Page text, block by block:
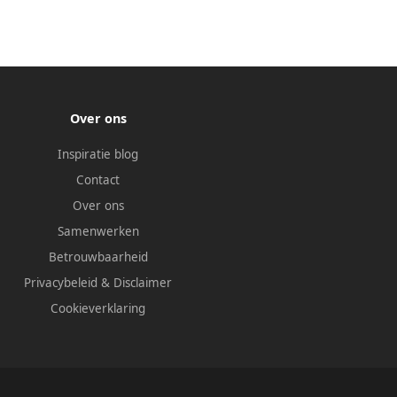
Over ons
Inspiratie blog
Contact
Over ons
Samenwerken
Betrouwbaarheid
Privacybeleid & Disclaimer
Cookieverklaring